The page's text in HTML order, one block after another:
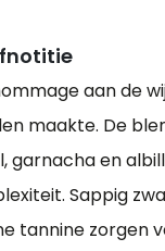
aan de
maakte. De
garnacha en
Sappig
tannine zorgen